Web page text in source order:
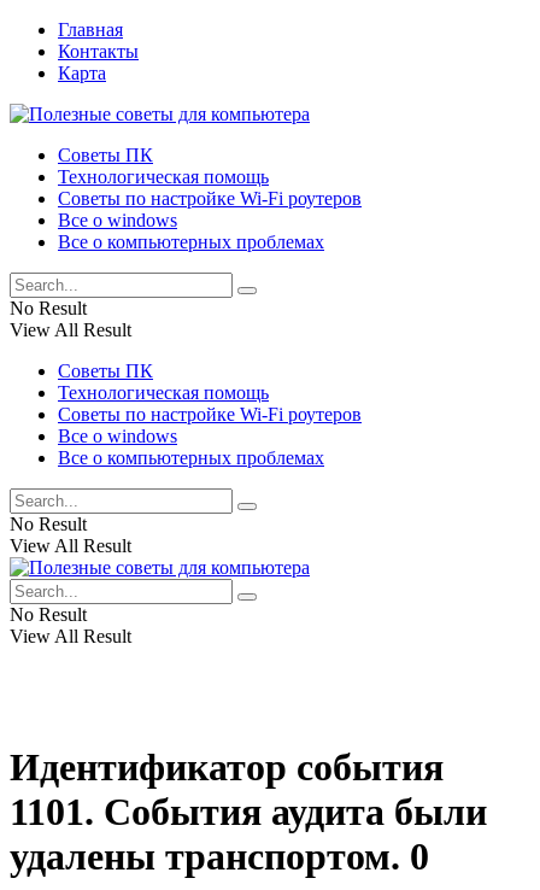
Главная
Контакты
Карта
Советы ПК
Технологическая помощь
Советы по настройке Wi-Fi роутеров
Все о windows
Все о компьютерных проблемах
No Result
View All Result
Советы ПК
Технологическая помощь
Советы по настройке Wi-Fi роутеров
Все о windows
Все о компьютерных проблемах
No Result
View All Result
No Result
View All Result
Идентификатор события
1101. События аудита были
удалены транспортом. 0